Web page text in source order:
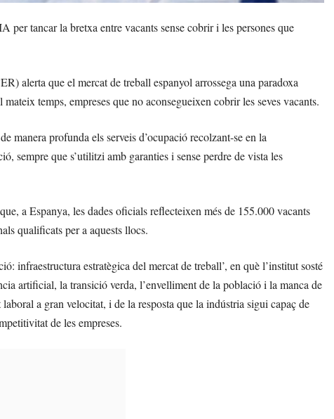
per tancar la bretxa entre vacants sense cobrir i les persones que
alerta que el mercat de treball espanyol arrossega una paradoxa
temps, empreses que no aconsegueixen cobrir les seves vacants.
manera profunda els serveis d’ocupació recolzant-se en la
sempre que s’utilitzi amb garanties i sense perdre de vista les
a Espanya, les dades oficials reflecteixen més de 155.000 vacants
qualificats per a aquests llocs.
infraestructura estratègica del mercat de treball’, en què l’institut sosté
artificial, la transició verda, l’envelliment de la població i la manca de
a gran velocitat, i de la resposta que la indústria sigui capaç de
de les empreses.